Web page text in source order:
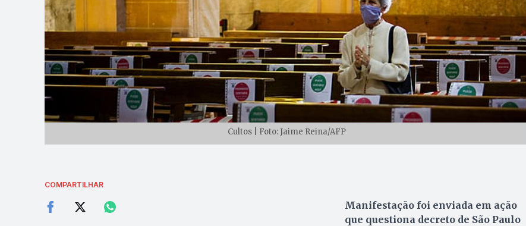
Cultos | Foto: Jaime Reina/AFP
COMPARTILHAR
Manifestação foi enviada em ação
que questiona decreto de São Paulo